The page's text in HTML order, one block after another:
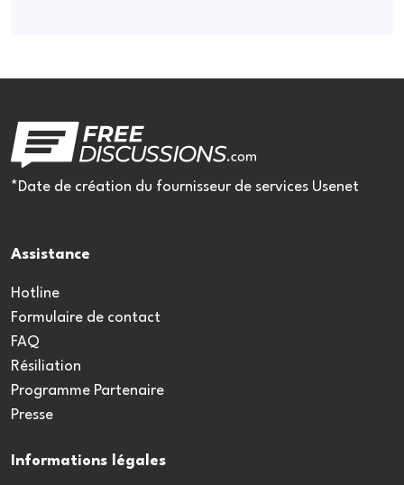
*Date de création du fournisseur de services Usenet
Assistance
Hotline
Formulaire de contact
FAQ
Résiliation
Programme Partenaire
Presse
Informations légales